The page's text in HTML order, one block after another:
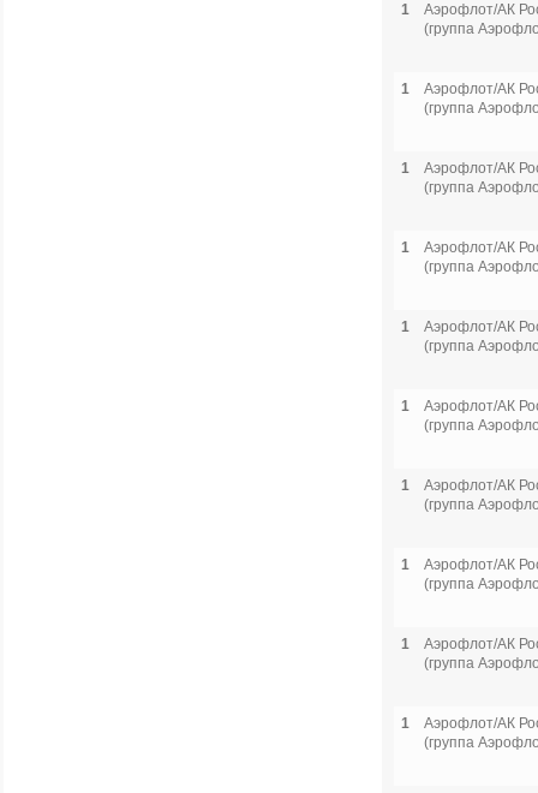
1
Аэрофлот/АК
(группа
1
Аэрофлот/АК
(группа
1
Аэрофлот/АК
(группа
1
Аэрофлот/АК
(группа
1
Аэрофлот/АК
(группа
1
Аэрофлот/АК
(группа
1
Аэрофлот/АК
(группа
1
Аэрофлот/АК
(группа
1
Аэрофлот/АК
(группа
1
Аэрофлот/АК
(группа